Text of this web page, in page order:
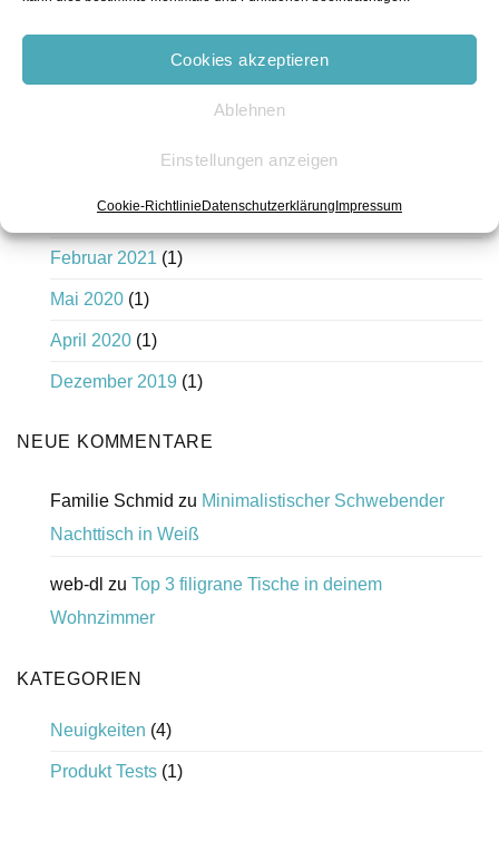
Cookies akzeptieren
Ablehnen
Einstellungen anzeigen
Cookie-Richtlinie Datenschutzerklärung Impressum
April 2021(1)
Februar 2021 (1)
Mai 2020 (1)
April 2020 (1)
Dezember 2019 (1)
NEUE KOMMENTARE
Familie Schmid zu Minimalistischer Schwebender
Nachttisch in Weiß
web-dl zu Top 3 filigrane Tische in deinem
Wohnzimmer
KATEGORIEN
Neuigkeiten (4)
Produkt Tests (1)